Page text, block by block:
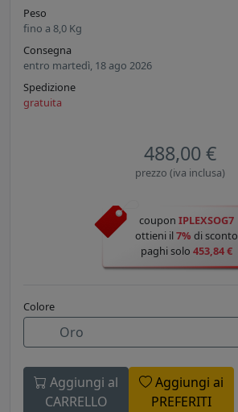
Peso
fino a 8,0 Kg
Consegna
entro martedì, 18 ago 2026
Spedizione
gratuita
488,00 €
prezzo (iva inclusa)
coupon IPLEXSOG7
ottieni il7% di sconto
paghi solo 453,84 €
Colore
Oro
Aggiungi al
CARRELLO
Aggiungi ai
PREFERITI